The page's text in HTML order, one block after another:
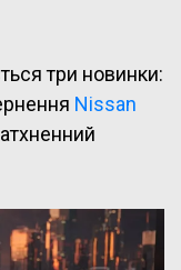
три новинки:
Nissan